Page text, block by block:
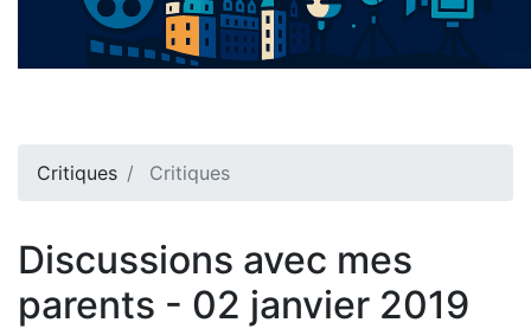
Critiques Critiques
Discussions avec mes
parents - 02 janvier 2019